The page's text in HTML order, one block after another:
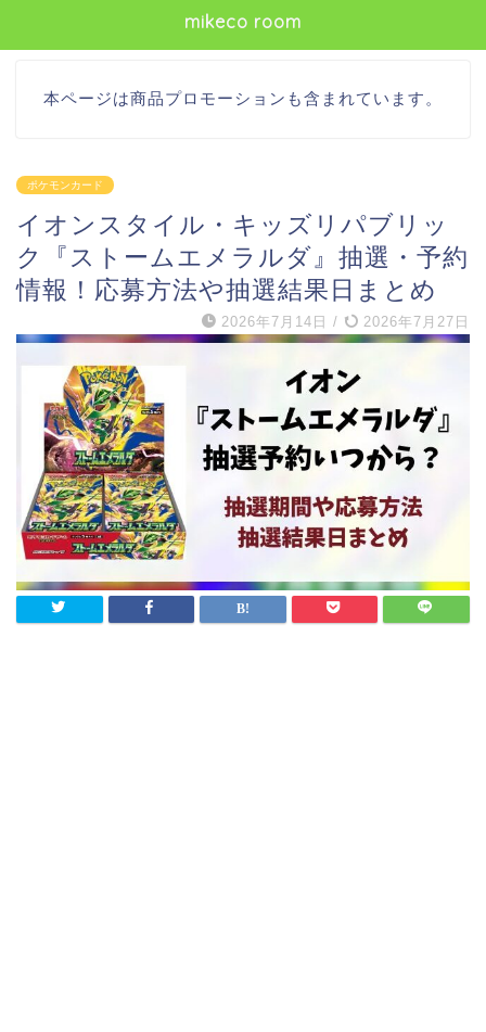
mikeco room
本ページは商品プロモーションも含まれています。
ポケモンカード
イオンスタイル・キッズリパブリッ
ク『ストームエメラルダ』抽選・予約
情報！応募方法や抽選結果日まとめ
2026年7月14日 / 2026年7月27日